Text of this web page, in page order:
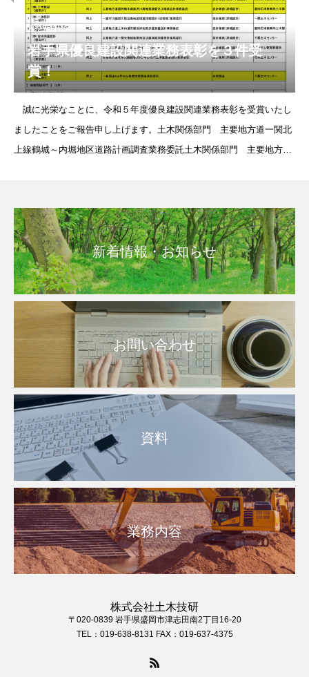
2023.11.17
岩手県優良建設関連業務表彰を３件受
賞！
誠に光栄なことに、令和５年度優良建設関連業務表彰を受賞いたし
ましたことをご報告申し上げます。土木関係部門 主要地方道一関北
上線鶴城～内堀地区道路計画調査業務委託土木関係部門 主要地方道
新着情報・お知らせ
お問い合わせ
資料
業務内容
株式会社土木技研
〒020-0839 岩手県盛岡市津志田南2丁目16-20
TEL：019-638-8131 FAX：019-637-4375